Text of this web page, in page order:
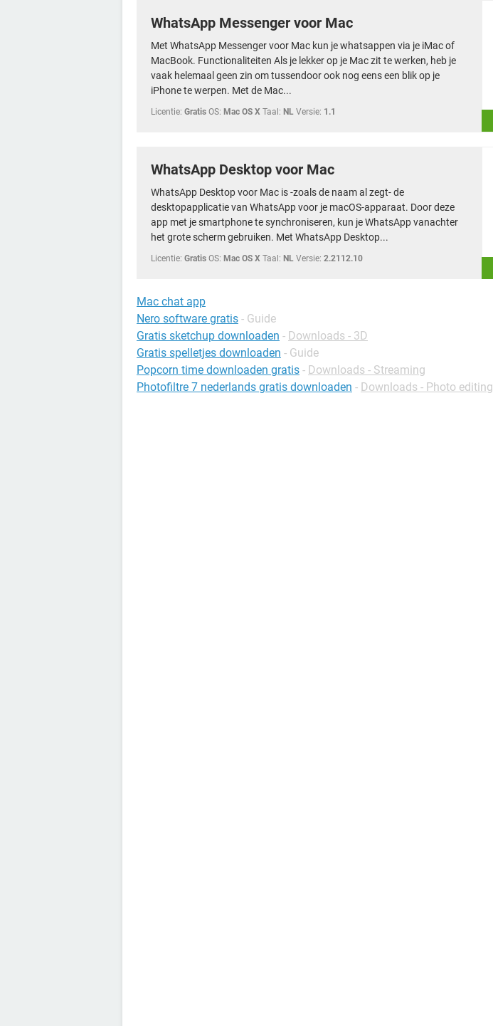
WhatsApp Messenger voor Mac
Met WhatsApp Messenger voor Mac kun je whatsappen via je iMac of
MacBook. Functionaliteiten Als je lekker op je Mac zit te werken, heb je
vaak helemaal geen zin om tussendoor ook nog eens een blik op je
iPhone te werpen. Met de Mac...
Licentie: Gratis OS: Mac OS X Taal: NL Versie: 1.1
WhatsApp Desktop voor Mac
WhatsApp Desktop voor Mac is -zoals de naam al zegt- de
desktopapplicatie van WhatsApp voor je macOS-apparaat. Door deze
app met je smartphone te synchroniseren, kun je WhatsApp vanachter
het grote scherm gebruiken. Met WhatsApp Desktop...
Licentie: Gratis OS: Mac OS X Taal: NL Versie: 2.2112.10
Mac chat app
Nero software gratis - Guide
Gratis sketchup downloaden - Downloads - 3D
Gratis spelletjes downloaden - Guide
Popcorn time downloaden gratis - Downloads - Streaming
Photofiltre 7 nederlands gratis downloaden - Downloads - Photo editing